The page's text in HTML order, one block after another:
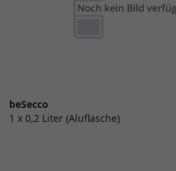
beSecco
1 x 0,2 Liter (Aluflasche)